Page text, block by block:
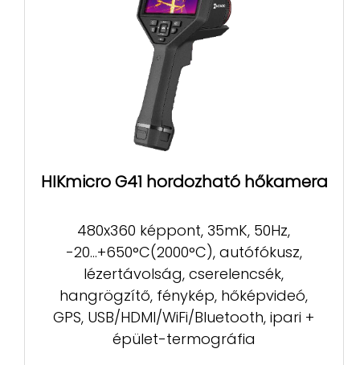
HIKmicro G41 hordozható hőkamera
480x360 képpont, 35mK, 50Hz,
-20...+650°C(2000°C), autófókusz,
lézertávolság, cserelencsék,
hangrögzítő, fénykép, hőképvideó,
GPS, USB/HDMI/WiFi/Bluetooth, ipari +
épület-termográfia